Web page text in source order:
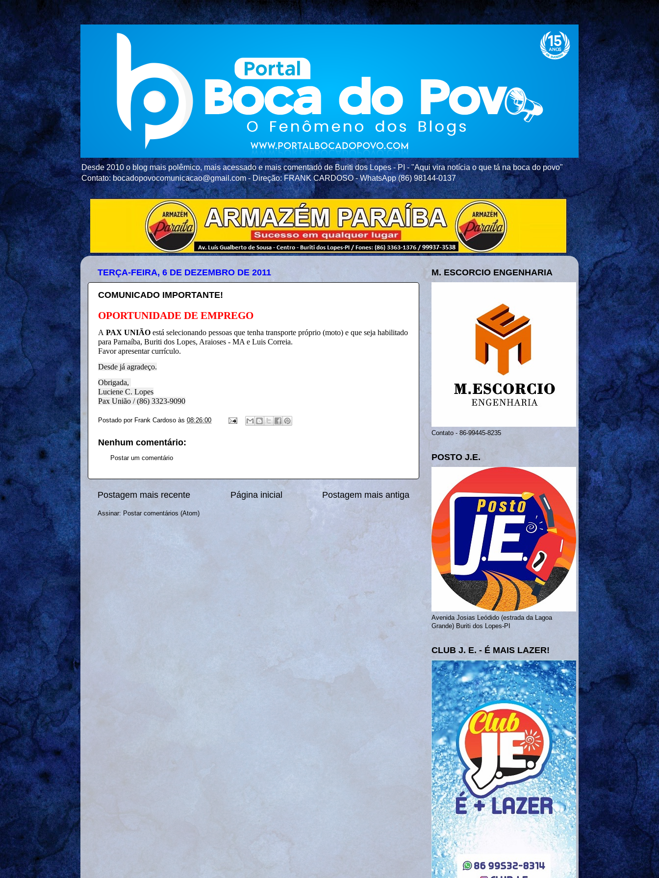
Desde 2010 o blog mais polêmico, mais acessado e mais comentado de Buriti dos Lopes - PI - "Aqui vira notícia o que tá na boca do povo"
Contato: bocadopovocomunicacao@gmail.com - Direção: FRANK CARDOSO - WhatsApp (86) 98144-0137
TERÇA-FEIRA, 6 DE DEZEMBRO DE 2011
COMUNICADO IMPORTANTE!
OPORTUNIDADE DE EMPREGO
A PAX UNIÃO está selecionando pessoas que tenha transporte próprio (moto) e que seja habilitado
para Parnaíba, Buriti dos Lopes, Araioses - MA e Luis Correia.
Favor apresentar currículo.
Desde já agradeço.
Obrigada,
Luciene C. Lopes
Pax União /(86) 3323-9090
Postado por Frank Cardoso às 08:26:00
Nenhum comentário:
Postar um comentário
Postagem mais recente Postagem mais antiga
Página inicial
Assinar: Postar comentários (Atom)
M. ESCORCIO ENGENHARIA
Contato - 86-99445-8235
POSTO J.E.
Avenida Josias Leódido (estrada da Lagoa
Grande) Buriti dos Lopes-PI
CLUB J. E. - É MAIS LAZER!